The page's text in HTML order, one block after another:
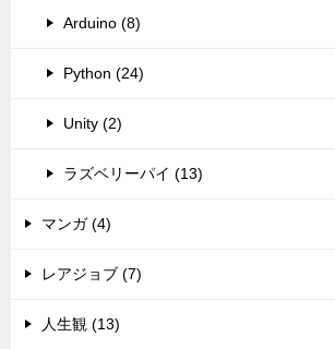
Arduino (8)
Python (24)
Unity (2)
ラズベリーパイ (13)
マンガ (4)
レアジョブ (7)
人生観 (13)